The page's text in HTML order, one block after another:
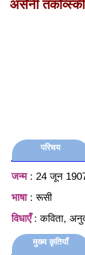
अर्सेनी तर्कोव्‍स्‍की
परिचय
जन्म: 24 जून
भाषा: रूसी
विधाएँ: कविता,
मुख्य कृतियाँ